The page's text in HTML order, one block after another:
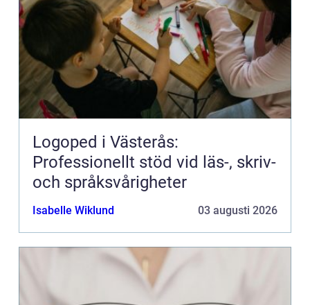
Logoped i Västerås:
Professionellt stöd vid läs-, skriv-
och språksvårigheter
Isabelle Wiklund 03 augusti 2026